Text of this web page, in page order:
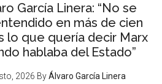
García Linera: “No se
en más de cien
lo que quería decir Marx
hablaba del Estado”
2026 ByÁlvaro García Linera